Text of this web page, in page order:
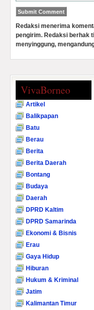
Redaksi menerima
pengirim. Redaksi berhak
menyinggung,
VivaBorneo
Artikel
Balikpapan
Batu
Berau
Berita
Berita Daerah
Bontang
Budaya
Daerah
DPRD Kaltim
DPRD Samarinda
Ekonomi & Bisnis
Erau
Gaya Hidup
Hiburan
Hukum & Kriminal
Jatim
Kalimantan Timur